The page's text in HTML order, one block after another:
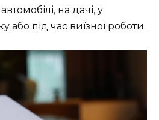
на дачі, у
або під час виїзної роботи.